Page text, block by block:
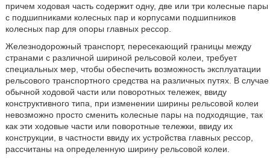
причем ходовая часть содержит одну, две или три колесные пары
c подшипниками колесных пар и корпусами подшипников
колесных пар для опоры главных рессор.
Железнодорожный транспорт, пересекающий границы между
странами с различной шириной рельсовой колеи, требует
специальных мер, чтобы обеспечить возможность эксплуатации
рельсового транспортного средства на различных путях. В случае
обычной ходовой части или поворотных тележек, ввиду
конструктивного типа, при изменении ширины рельсовой колеи
невозможно просто сменить колесные пары на подходящие, так
как эти ходовые части или поворотные тележки, ввиду их
конструкции, в частности ввиду их устройства главных рессор,
рассчитаны на определенную ширину рельсовой колеи.